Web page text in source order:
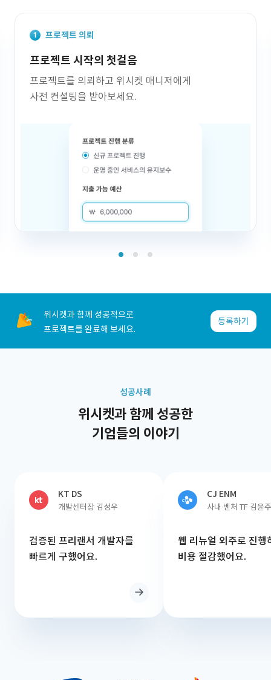
프로젝트 의뢰
프로젝트 시작의 첫걸음
프로젝트를 의뢰하고 위시켓 매니저에게
사전 컨설팅을 받아보세요.
위시켓과 함께 성공적으로
프로젝트를 완료해 보세요.
등록하기
성공사례
위시켓과 함께 성공한
기업들의 이야기
KT DS
개발센터장 김성우
검증된 프리랜서 개발자를
빠르게 구했어요.
CJ ENM
사내 벤처 TF 김윤주
웹 리뉴얼 외주로 진행
비용 절감했어요.